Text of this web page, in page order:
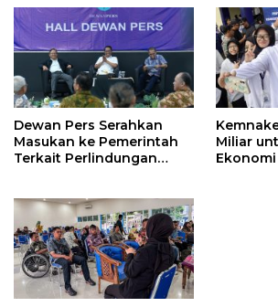
Dewan Pers Serahkan
Masukan ke Pemerintah
Terkait Perlindungan
Miliar